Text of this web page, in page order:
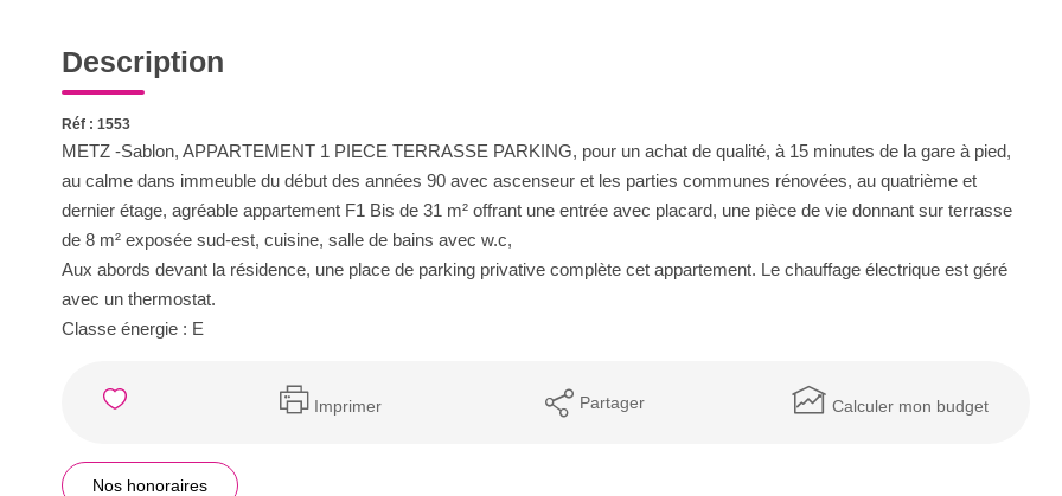
Description
Réf : 1553
METZ -Sablon, APPARTEMENT 1 PIECE TERRASSE PARKING, pour un achat de qualité, à 15 minutes de la gare à pied,
au calme dans immeuble du début des années 90 avec ascenseur et les parties communes rénovées, au quatrième et
dernier étage, agréable appartement F1 Bis de 31 m² offrant une entrée avec placard, une pièce de vie donnant sur terrasse
de 8 m² exposée sud-est, cuisine, salle de bains avec w.c,
Aux abords devant la résidence, une place de parking privative complète cet appartement. Le chauffage électrique est géré
avec un thermostat.
Classe énergie : E
Imprimer Partager Calculer mon budget
Nos honoraires